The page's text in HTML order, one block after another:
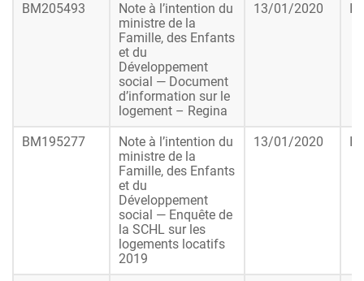
BM205493
Note à l’intention du
ministre de la
Famille, des Enfants
et du
Développement
social — Document
d’information sur le
logement – Regina
13/01/2020
BM195277
Note à l’intention du
ministre de la
Famille, des Enfants
et du
Développement
social — Enquête de
la SCHL sur les
logements locatifs
2019
13/01/2020